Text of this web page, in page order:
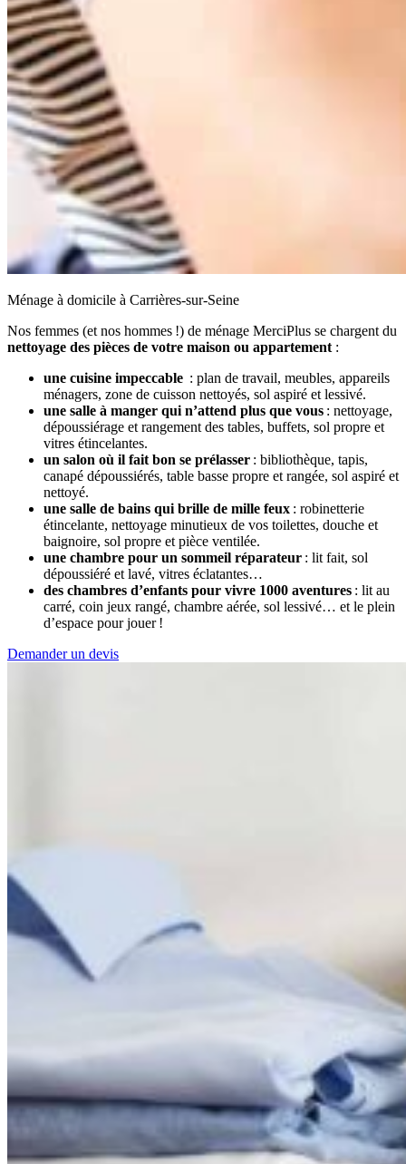
Ménage à domicile à Carrières-sur-Seine
Nos femmes (et nos hommes !) de ménage MerciPlus se chargent du
nettoyage des pièces de votre maison ou appartement :
une cuisine impeccable : plan de travail, meubles, appareils
ménagers, zone de cuisson nettoyés, sol aspiré et lessivé.
une salle à manger qui n’attend plus que vous : nettoyage,
dépoussiérage et rangement des tables, buffets, sol propre et
vitres étincelantes.
un salon où il fait bon se prélasser : bibliothèque, tapis,
canapé dépoussiérés, table basse propre et rangée, sol aspiré et
nettoyé.
une salle de bains qui brille de mille feux : robinetterie
étincelante, nettoyage minutieux de vos toilettes, douche et
baignoire, sol propre et pièce ventilée.
une chambre pour un sommeil réparateur : lit fait, sol
dépoussiéré et lavé, vitres éclatantes…
des chambres d’enfants pour vivre 1000 aventures : lit au
carré, coin jeux rangé, chambre aérée, sol lessivé… et le plein
d’espace pour jouer !
Demander un devis